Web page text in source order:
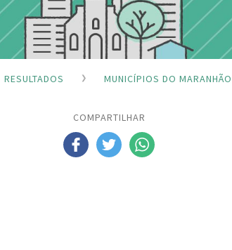
RESULTADOS MUNICÍPIOS DO MARANHÃO
COMPARTILHAR